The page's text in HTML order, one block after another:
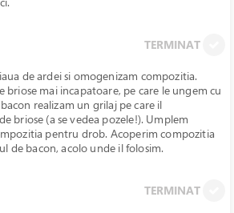
TERMINAT
de ardei si omogenizam compozitia.
briose mai incapatoare, pe care le ungem cu
realizam un grilaj pe care il
briose (a se vedea pozele!). Umplem
pentru drob. Acoperim compozitia
de bacon, acolo unde il folosim.
TERMINAT